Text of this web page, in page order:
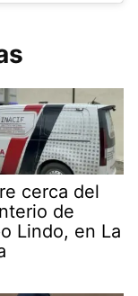
cerca del
de
Lindo, en La